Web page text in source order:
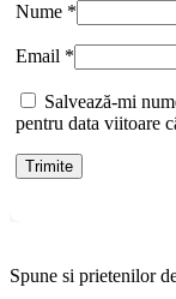
Nume *
Email *
Salvează-mi
pentru data viitoare
Spune si prietenilor